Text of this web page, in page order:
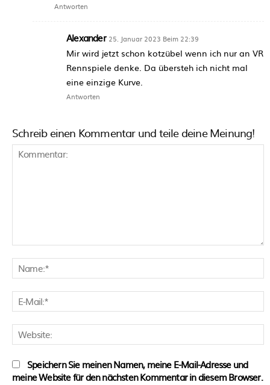
Antworten
Alexander 25. Januar 2023 Beim 22:39
Mir wird jetzt schon kotzübel wenn ich nur an VR
Rennspiele denke. Da übersteh ich nicht mal
eine einzige Kurve.
Antworten
Schreib einen Kommentar und teile deine Meinung!
Speichern Sie meinen Namen, meine E-Mail-Adresse und
meine Website für den nächsten Kommentar in diesem Browser.